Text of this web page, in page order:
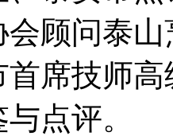
顾问泰
首席技师
点评。